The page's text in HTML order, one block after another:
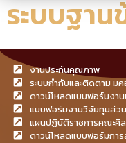
ระบบฐา
งานประกันคุณภาพ
ระบบกำกับและติดตาม มค
ดาวน์โหลดแบบฟอร์มงาน
แบบฟอร์มงานวิจัยทุนส่ว
แผนปฏิบัติราชการคณะศิ
ดาวน์โหลดแบบฟอร์มการ